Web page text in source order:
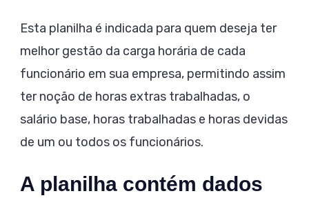
Esta planilha é indicada para quem deseja ter
melhor gestão da carga horária de cada
funcionário em sua empresa, permitindo assim
ter noção de horas extras trabalhadas, o
salário base, horas trabalhadas e horas devidas
de um ou todos os funcionários.
A planilha contém dados